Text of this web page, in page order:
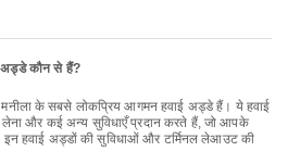
अड्डे कौन से हैं?
के सबसे लोकप्रिय आगमन हवाई अड्डे हैं। ये हवाई
लेना और कई अन्य सुविधाएँ प्रदान करते हैं, जो आपके
हवाई अड्डों की सुविधाओं और टर्मिनल लेआउट की